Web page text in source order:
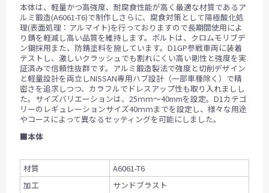
本体は、軽量かつ高強度、耐腐食性能が高く最適な材質であるア
ルミ鍛造(A6061-T6)で制作しさらに、腐食対策として陽極酸化処
理(表面処理：アルマイト)を行っておりますので長期間使用によ
り錆を軽減し高い品質を維持します。ボルトは、クロムモリブデ
ン鋼採用また、防錆塗料を施しています。D1GP参戦車両に装着
テストし、激しいクラッシュでも割れにくい高い剛性と強度を実
証済みで信頼性抜群です。アルミ鍛造製法で強度と切削デザイン
と軽量設計を両立しNISSAN専用ハブ設計（一部車種除く）で精
密さを追求しつつ、カラフルでドレスアップ性も取り入れましし
た。サイズバリエーションは、25ｍｍ～40mmを設定。D1カテゴ
リーのレギュレーションサイズ40ｍｍまでを設定し、様々な用途
やコースによって異なるセッティングを可能にしました。
■本体
材質
A6061-T6
加工
サンドブラスト